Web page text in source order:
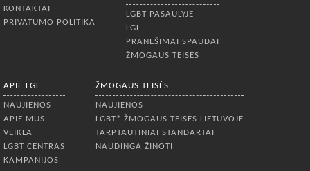
KONTAKTAI
PRIVATUMO POLITIKA
LGBT PASAULYJE
LGL
PRANEŠIMAI SPAUDAI
ŽMOGAUS TEISĖS
APIE LGL
NAUJIENOS
APIE MUS
VEIKLA
LGBT CENTRAS
KAMPANIJOS
ŽMOGAUS TEISĖS
NAUJIENOS
LGBT* ŽMOGAUS TEISĖS LIETUVOJE
TARPTAUTINIAI STANDARTAI
NAUDINGA ŽINOTI